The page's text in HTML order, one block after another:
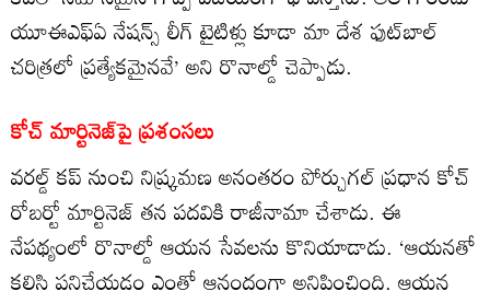
యూఈఎఫ్ఏ నేషన్స్ లీగ్ టైటిళ్లు కూడా మా దేశ ఫుట్‌బాల్
చరిత్రలో ప్రత్యేకమైనవే’ అని రొనాల్డో చెప్పాడు.
కోచ్ మార్టినెజ్‌పై ప్రశంసలు
వరల్డ్‌ కప్ నుంచి నిష్క్రమణ అనంతరం పోర్చుగల్ ప్రధాన కోచ్
రోబర్టో మార్టినెజ్ తన పదవికి రాజీనామా చేశాడు. ఈ
నేపథ్యంలో రొనాల్డో ఆయన సేవలను కొనియాడాడు. ‘ఆయనతో
కలిసి పనిచేయడం ఎంతో ఆనందంగా అనిపించింది. ఆయన